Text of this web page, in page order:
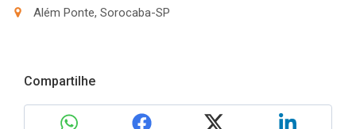
Além Ponte, Sorocaba-SP
Compartilhe